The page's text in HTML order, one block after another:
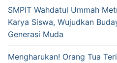
SMPIT Wahdatul Ummah
Karya Siswa, Wujudkan
Generasi Muda
Mengharukan! Orang Tua